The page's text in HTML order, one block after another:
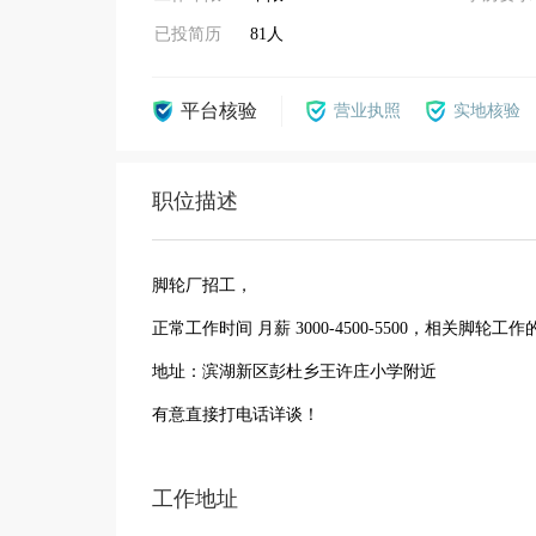
已投简历 81人
平台核验 营业执照 实地核验
职位描述
脚轮厂招工，
正常工作时间 月薪 3000-4500-5500，相关脚轮工作
地址：滨湖新区彭杜乡王许庄小学附近
有意直接打电话详谈！
工作地址